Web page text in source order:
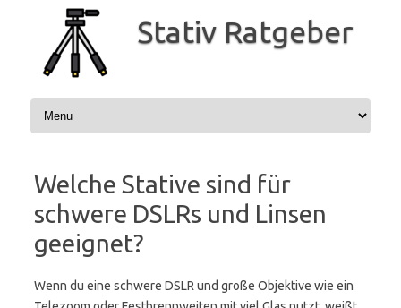
springen
Stativ Ratgeber
Welche Stative sind für
schwere DSLRs und Linsen
geeignet?
Wenn du eine schwere DSLR und große Objektive wie ein